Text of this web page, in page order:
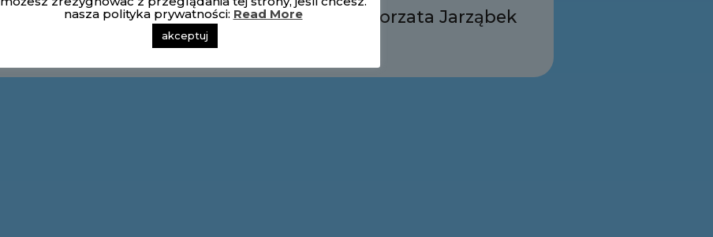
Małgorzata Jarząbek
nasza polityka prywatności: Read More
akceptuj